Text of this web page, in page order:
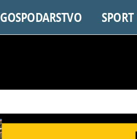
GOSPODARSTVO SPORT